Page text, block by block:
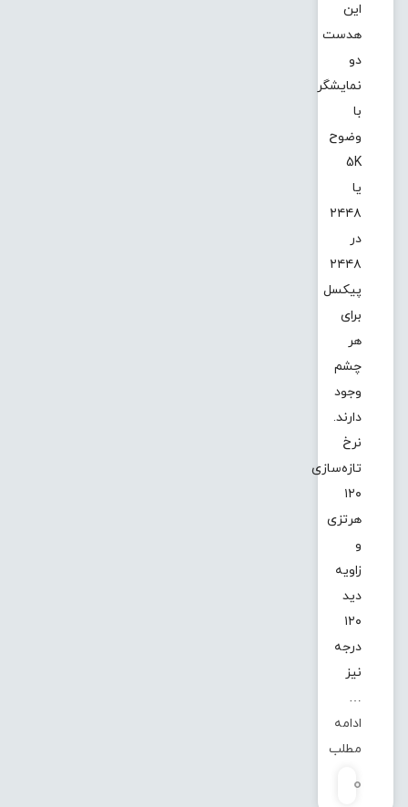
این
هدست
دو
نمایشگر
با
وضوح
5K
یا
۲۴۴۸
در
۲۴۴۸
پیکسل
برای
هر
چشم
وجود
دارند.
نرخ
تازه‌سازی
۱۲۰
هرتزی
و
زاویه
دید
۱۲۰
درجه
نیز
…
ادامه
مطلب
0